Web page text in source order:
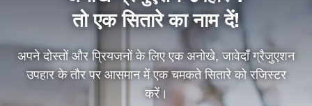
तो एक सितारे का नाम दें!
अपने दोस्तों और प्रियजनों के लिए एक अनोखे, जावेदाँ ग्रैजुएशन
उपहार के तौर पर आसमान में एक चमकते सितारे को रजिस्टर
करें।